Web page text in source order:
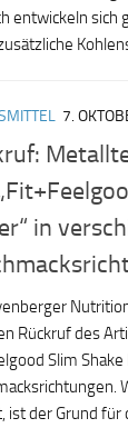
entwickeln sich
7.
in
Rückruf des
Slim
ist der Grund für